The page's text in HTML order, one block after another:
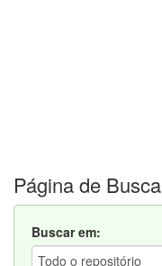
Página de Busca
Buscar em: